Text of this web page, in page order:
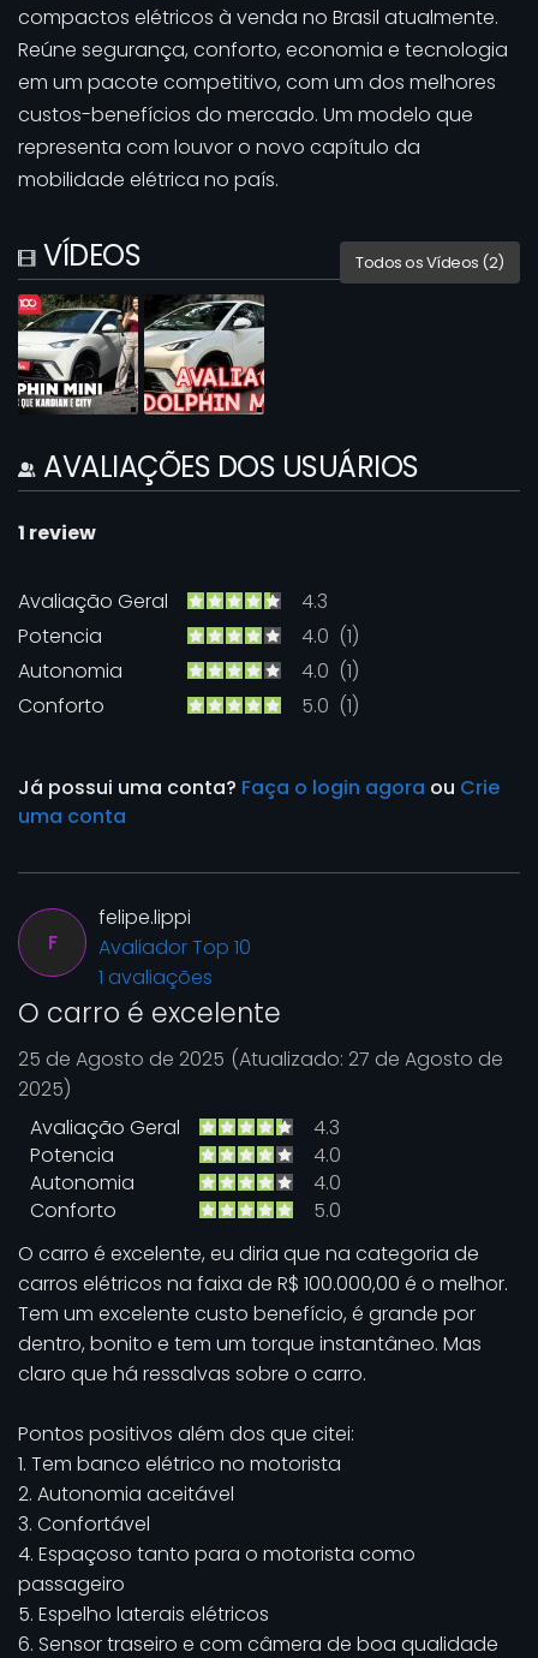
compactos elétricos à venda no Brasil atualmente.
Reúne segurança, conforto, economia e tecnologia
em um pacote competitivo, com um dos melhores
custos-benefícios do mercado. Um modelo que
representa com louvor o novo capítulo da
mobilidade elétrica no país.
VÍDEOS Todos os Vídeos (2)
AVALIAÇÕES DOS USUÁRIOS
1 review
Avaliação Geral
4.3
Potencia
4.0 (1)
Autonomia
4.0 (1)
Conforto
5.0 (1)
Já possui uma conta? Faça o login agora ou Crie
uma conta
O carro é excelente
25 de Agosto de 2025 (Atualizado: 27 de Agosto de
2025)
Avaliação Geral
4.3
Potencia
4.0
Autonomia
4.0
Conforto
5.0
O carro é excelente, eu diria que na categoria de
carros elétricos na faixa de R$ 100.000,00 é o melhor.
Tem um excelente custo benefício, é grande por
dentro, bonito e tem um torque instantâneo. Mas
claro que há ressalvas sobre o carro.
Pontos positivos além dos que citei:
1. Tem banco elétrico no motorista
2. Autonomia aceitável
3. Confortável
4. Espaçoso tanto para o motorista como
passageiro
5. Espelho laterais elétricos
6. Sensor traseiro e com câmera de boa qualidade
F
felipe.lippi
Avaliador Top 10
1 avaliações